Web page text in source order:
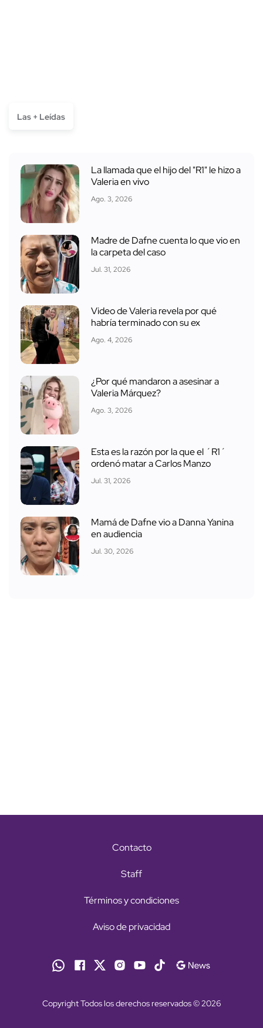
Las + Leídas
La llamada que el hijo del "R1" le hizo a
Valeria en vivo
Ago. 3, 2026
Madre de Dafne cuenta lo que vio en
la carpeta del caso
Jul. 31, 2026
Video de Valeria revela por qué
habría terminado con su ex
Ago. 4, 2026
¿Por qué mandaron a asesinar a
Valeria Márquez?
Ago. 3, 2026
Esta es la razón por la que el ´R1´
ordenó matar a Carlos Manzo
Jul. 31, 2026
Mamá de Dafne vio a Danna Yanina
en audiencia
Jul. 30, 2026
Contacto
Staff
Términos y condiciones
Aviso de privacidad
Copyright Todos los derechos reservados © 2026